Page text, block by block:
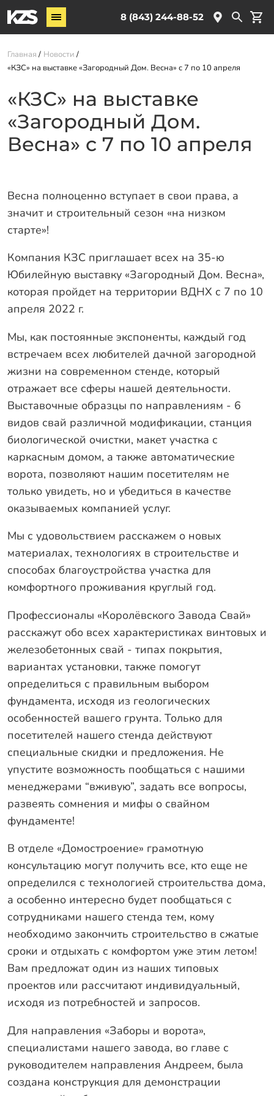
8 (843) 244-88-52
Винтовые сваи
ЖБ сваи
Комплектующие
Услуги
О компании
Новости
Доставка
Оплата
Отзывы
Гарантии
Заказать звонок
Главная
Новости
«КЗС» на выставке «Загородный Дом. Весна» с 7 по 10 апреля
«КЗС» на выставке
«Загородный Дом.
Весна» с 7 по 10 апреля
Весна полноценно вступает в свои права, а
значит и строительный сезон «на низком
старте»!
Компания КЗС приглашает всех на 35-ю
Юбилейную выставку «Загородный Дом. Весна»,
которая пройдет на территории ВДНХ с 7 по 10
апреля 2022 г.
Мы, как постоянные экспоненты, каждый год
встречаем всех любителей дачной загородной
жизни на современном стенде, который
отражает все сферы нашей деятельности.
Выставочные образцы по направлениям - 6
видов свай различной модификации, станция
биологической очистки, макет участка с
каркасным домом, а также автоматические
ворота, позволяют нашим посетителям не
только увидеть, но и убедиться в качестве
оказываемых компанией услуг.
Мы с удовольствием расскажем о новых
материалах, технологиях в строительстве и
способах благоустройства участка для
комфортного проживания круглый год.
Профессионалы «Королёвского Завода Свай»
расскажут обо всех характеристиках винтовых и
железобетонных свай - типах покрытия,
вариантах установки, также помогут
определиться с правильным выбором
фундамента, исходя из геологических
особенностей вашего грунта. Только для
посетителей нашего стенда действуют
специальные скидки и предложения. Не
упустите возможность пообщаться с нашими
менеджерами “вживую”, задать все вопросы,
развеять сомнения и мифы о свайном
фундаменте!
В отделе «Домостроение» грамотную
консультацию могут получить все, кто еще не
определился с технологией строительства дома,
а особенно интересно будет пообщаться с
сотрудниками нашего стенда тем, кому
необходимо закончить строительство в сжатые
сроки и отдыхать с комфортом уже этим летом!
Вам предложат один из наших типовых
проектов или рассчитают индивидуальный,
исходя из потребностей и запросов.
Для направления «Заборы и ворота»,
специалистами нашего завода, во главе с
руководителем направления Андреем, была
создана конструкция для демонстрации